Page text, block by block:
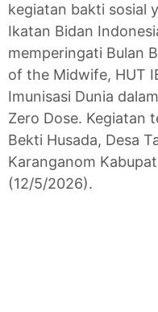
kegiatan bakti sosial
Ikatan Bidan
memperingati Bulan
of the Midwife, HUT
Imunisasi Dunia
Zero Dose. Kegiatan
Bekti Husada, Desa
Karanganom
(12/5/2026).